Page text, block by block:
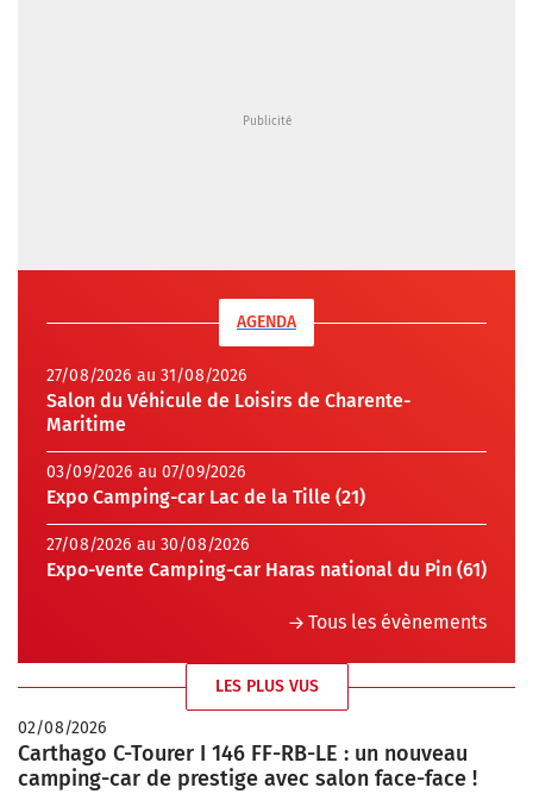
AGENDA
27/08/2026 au 31/08/2026
Salon du Véhicule de Loisirs de Charente-
Maritime
03/09/2026 au 07/09/2026
Expo Camping-car Lac de la Tille (21)
27/08/2026 au 30/08/2026
Expo-vente Camping-car Haras national du Pin (61)
Tous les évènements
LES PLUS VUS
02/08/2026
Carthago C-Tourer I 146 FF-RB-LE : un nouveau
camping-car de prestige avec salon face-face !